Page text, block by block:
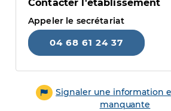
Contacter l'établissement
Appeler le secrétariat
04 68 61 24 37
Signaler une information
manquante